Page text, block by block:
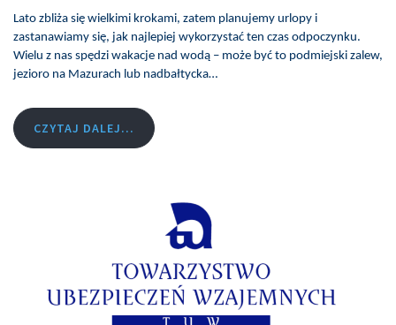
Lato zbliża się wielkimi krokami, zatem planujemy urlopy i
zastanawiamy się, jak najlepiej wykorzystać ten czas odpoczynku.
Wielu z nas spędzi wakacje nad wodą – może być to podmiejski zalew,
jezioro na Mazurach lub nadbałtycka…
CZYTAJ DALEJ...